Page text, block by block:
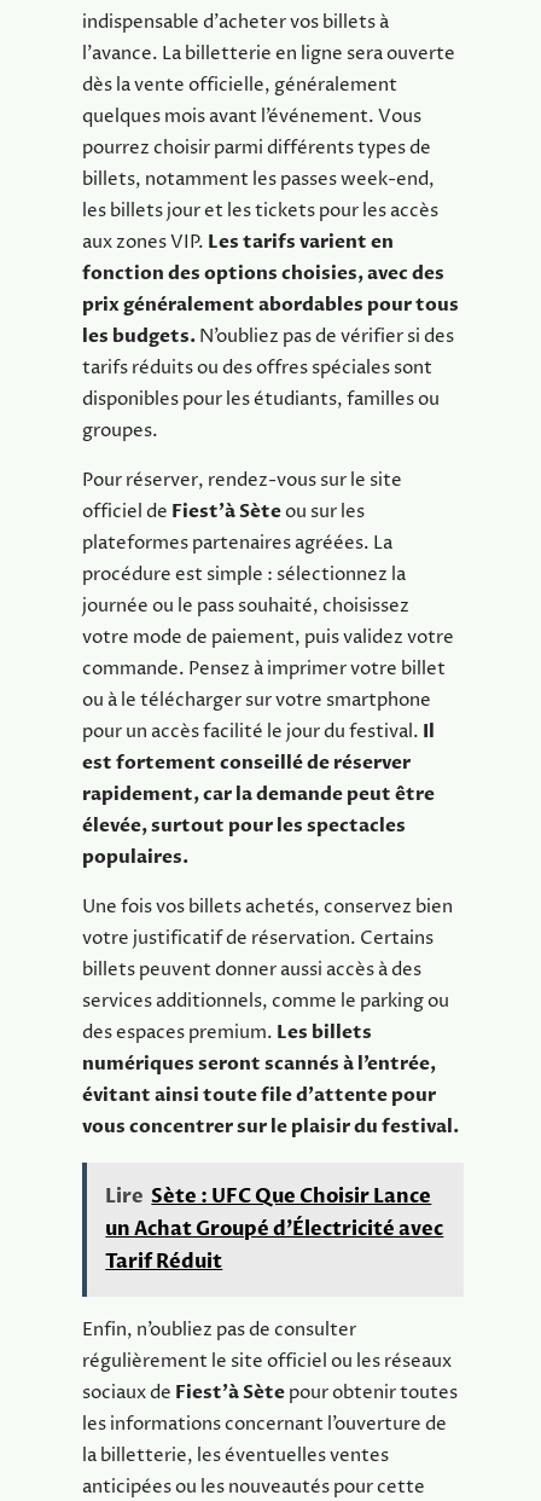
indispensable d’acheter vos billets à
l’avance. La billetterie en ligne sera ouverte
dès la vente officielle, généralement
quelques mois avant l’événement. Vous
pourrez choisir parmi différents types de
billets, notamment les passes week-end,
les billets jour et les tickets pour les accès
aux zones VIP. Les tarifs varient en
fonction des options choisies, avec des
prix généralement abordables pour tous
les budgets.N’oubliez pas de vérifier si des
tarifs réduits ou des offres spéciales sont
disponibles pour les étudiants, familles ou
groupes.
Pour réserver, rendez-vous sur le site
officiel de Fiest’à Sèteou sur les
plateformes partenaires agréées. La
procédure est simple : sélectionnez la
journée ou le pass souhaité, choisissez
votre mode de paiement, puis validez votre
commande. Pensez à imprimer votre billet
ou à le télécharger sur votre smartphone
pour un accès facilité le jour du festival. Il
est fortement conseillé de réserver
rapidement, car la demande peut être
élevée, surtout pour les spectacles
populaires.
Une fois vos billets achetés, conservez bien
votre justificatif de réservation. Certains
billets peuvent donner aussi accès à des
services additionnels, comme le parking ou
des espaces premium. Les billets
numériques seront scannés à l’entrée,
évitant ainsi toute file d’attente pour
vous concentrer sur le plaisir du festival.
Lire Sète : UFC Que Choisir Lance
un Achat Groupé d’Électricité avec
Tarif Réduit
Enfin, n’oubliez pas de consulter
régulièrement le site officiel ou les réseaux
sociaux de Fiest’à Sètepour obtenir toutes
les informations concernant l’ouverture de
la billetterie, les éventuelles ventes
anticipées ou les nouveautés pour cette